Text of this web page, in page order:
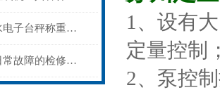
影响防水电子台秤称重准确性的因素有哪些？
电子秤日常故障的检修方法有哪些?
1、设有
定量控制
2、泵控